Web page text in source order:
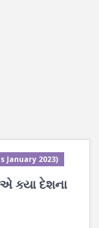
January 2023)
ક્યા દેશના